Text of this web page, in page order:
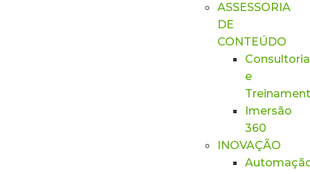
ASSESSORIA
DE
CONTEÚDO
Consultoria
e
Imersão
360
INOVAÇÃO